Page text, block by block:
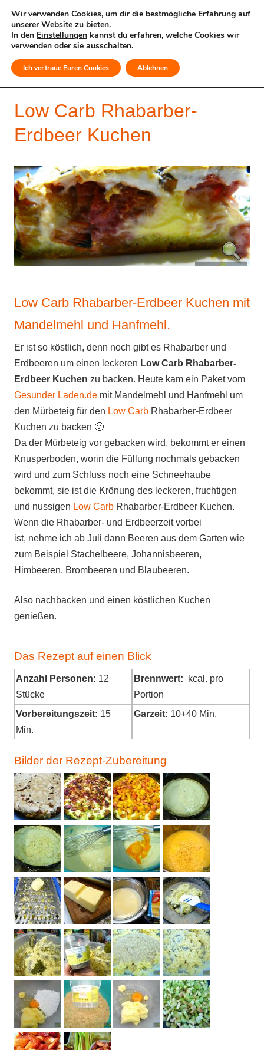
MENÜ
Low Carb Rhabarber-
Erdbeer Kuchen
Low Carb Rhabarber-Erdbeer Kuchen mit
Mandelmehl und Hanfmehl.
Er ist so köstlich, denn noch gibt es Rhabarber und
Erdbeeren um einen leckeren Low Carb Rhabarber-
Erdbeer Kuchen zu backen. Heute kam ein Paket vom
Gesunder Laden.de mit Mandelmehl und Hanfmehl um
den Mürbeteig für den Low Carb Rhabarber-Erdbeer
Kuchen zu backen 🙂
Da der Mürbeteig vor gebacken wird, bekommt er einen
Knusperboden, worin die Füllung nochmals gebacken
wird und zum Schluss noch eine Schneehaube
bekommt, sie ist die Krönung des leckeren, fruchtigen
und nussigen Low Carb Rhabarber-Erdbeer Kuchen.
Wenn die Rhabarber- und Erdbeerzeit vorbei
ist, nehme ich ab Juli dann Beeren aus dem Garten wie
zum Beispiel Stachelbeere, Johannisbeeren,
Himbeeren, Brombeeren und Blaubeeren.
Also nachbacken und einen köstlichen Kuchen
genießen.
Das Rezept auf einen Blick
Anzahl Personen: 12
Stücke
Brennwert:
kcal. pro
Portion
Vorbereitungszeit: 15
Min.
Garzeit: 10+40 Min.
Bilder der Rezept-Zubereitung
Wir verwenden Cookies, um dir die bestmögliche Erfahrung auf
unserer Website zu bieten.
In den Einstellungen kannst du erfahren, welche Cookies wir
verwenden oder sie ausschalten.
Ich vertraue Euren Cookies Ablehnen